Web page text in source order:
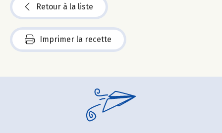
Retour à la liste
Imprimer la recette